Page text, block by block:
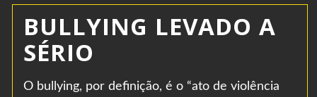
BULLYING LEVADO A
SÉRIO
O bullying, por definição, é o “ato de violência